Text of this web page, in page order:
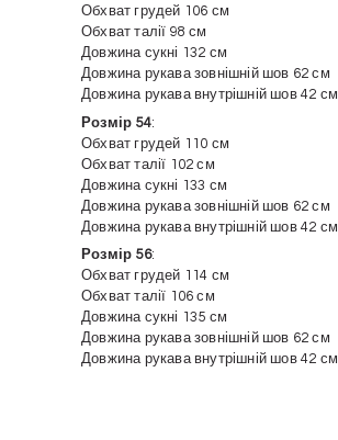
Обхват грудей 106 см
Обхват талії 98 см
Довжина сукні 132 см
Довжина рукава зовнішній шов 62 см
Довжина рукава внутрішній шов 42 см
Розмір 54:
Обхват грудей 110 см
Обхват талії 102 см
Довжина сукні 133 см
Довжина рукава зовнішній шов 62 см
Довжина рукава внутрішній шов 42 см
Розмір 56:
Обхват грудей 114 см
Обхват талії 106 см
Довжина сукні 135 см
Довжина рукава зовнішній шов 62 см
Довжина рукава внутрішній шов 42 см